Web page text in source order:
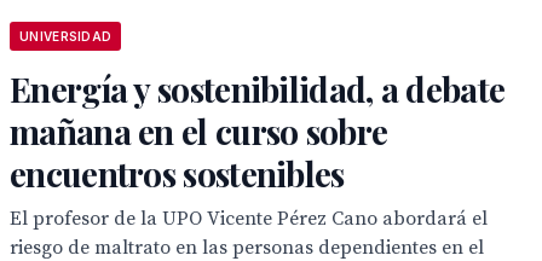
UNIVERSIDAD
Energía y sostenibilidad, a debate
mañana en el curso sobre
encuentros sostenibles
El profesor de la UPO Vicente Pérez Cano abordará el
riesgo de maltrato en las personas dependientes en el